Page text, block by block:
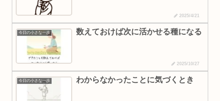
2025/4/21
今日の小さな一歩 数えておけば次に活かせる種になる
2025/10/27
今日の小さな一歩 わからなかったことに気づくとき